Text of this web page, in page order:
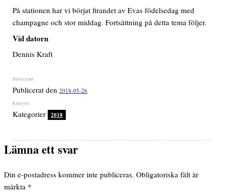
På stationen har vi börjat firandet av Evas födelsedag med
champagne och stor middag. Fortsättning på detta tema följer.
Vid datorn
Dennis Kraft
Publicerat den2018-05-26
Kategorier 2018
Lämna ett svar
Din e-postadress kommer inte publiceras. Obligatoriska fält är
märkta *